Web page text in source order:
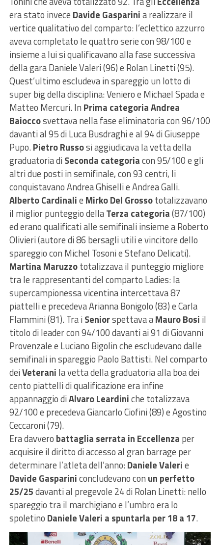
era stato invece Davide Gasparinia realizzare il
vertice qualitativo del comparto: l’eclettico azzurro
aveva completato le quattro serie con 98/100 e
insieme a lui si qualificavano alla fase successiva
della gara Daniele Valeri (96) e Rolan Linetti (95).
Quest’ultimo escludeva in spareggio un lotto di
super big della disciplina: Veniero e Michael Spada e
Matteo Mercuri. In Prima categoriaAndrea
Baioccosvettava nella fase eliminatoria con 96/100
davanti al 95 di Luca Busdraghi e al 94 di Giuseppe
Pupo.Pietro Russosi aggiudicava la vetta della
graduatoria diSeconda categoriacon 95/100 e gli
altri due posti in semifinale, con 93 centri, li
conquistavano Andrea Ghiselli e Andrea Galli.
Alberto Cardinalie Mirko Del Grossototalizzavano
il miglior punteggio dellaTerza categoria(87/100)
ed erano qualificati alle semifinali insieme a Roberto
Olivieri (autore di 86 bersagli utili e vincitore dello
spareggio con Michel Tosoni e Stefano Delicati).
Martina Maruzzototalizzava il punteggio migliore
tra le rappresentanti del comparto Ladies: la
supercampionessa vicentina intercettava 87
piattelli e precedeva Arianna Bonigolo (83) e Carla
Flammini (81). Tra iSeniorspettava aMauro Bosi il
titolo di leader con 94/100 davanti ai 91 di Giovanni
Provenzale e Luciano Bigolin che escludevano dalle
semifinali in spareggio Paolo Battisti. Nel comparto
deiVeterani la vetta della graduatoria alla boa dei
cento piattelli di qualificazione era infine
appannaggio diAlvaro Leardiniche totalizzava
92/100 e precedeva Giancarlo Ciofini (89) e Agostino
Ceccaroni (79).
Era davvero battaglia serrata in Eccellenza per
acquisire il diritto di accesso al gran barrage per
determinare l’atleta dell’anno:Daniele Valerie
Davide Gaspariniconcludevano con un perfetto
25/25davanti al pregevole 24 di Rolan Linetti: nello
spareggio tra il marchigiano e l’umbro era lo
spoletino Daniele Valeri a spuntarla per 18 a 17.